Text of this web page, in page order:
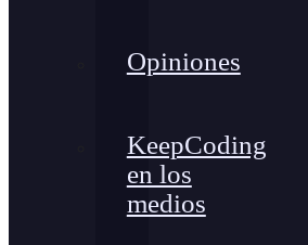
Opiniones
KeepCoding
en los
medios